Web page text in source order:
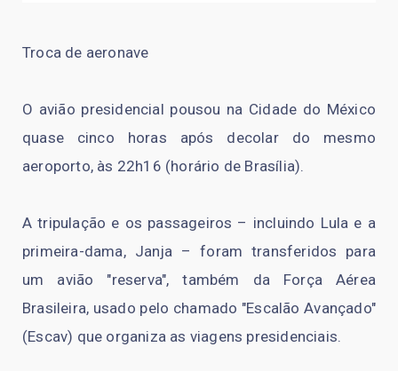
Troca de aeronave
O avião presidencial pousou na Cidade do México
quase cinco horas após decolar do mesmo
aeroporto, às 22h16 (horário de Brasília).
A tripulação e os passageiros – incluindo Lula e a
primeira-dama, Janja – foram transferidos para
um avião "reserva", também da Força Aérea
Brasileira, usado pelo chamado "Escalão Avançado"
(Escav) que organiza as viagens presidenciais.